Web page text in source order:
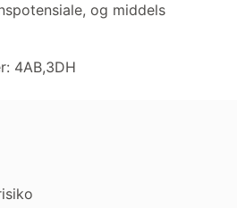
og middels
4AB,3DH